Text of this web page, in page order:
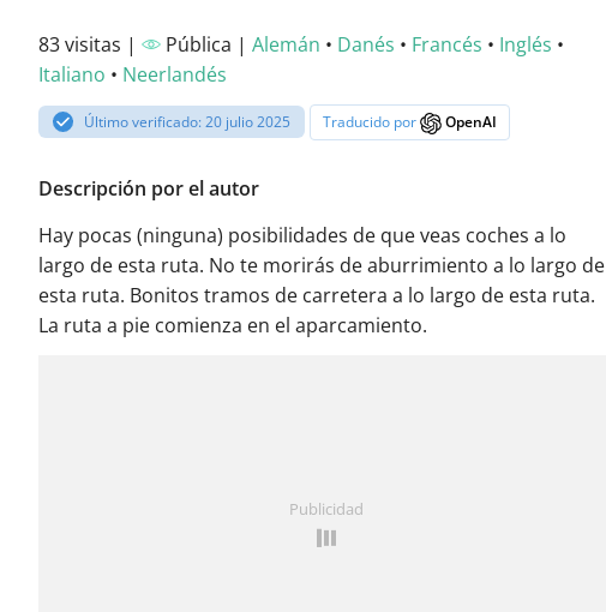
83 visitas | Pública | Alemán • Danés • Francés • Inglés •
Italiano • Neerlandés
Último verificado: 20 julio 2025 Traducido por OpenAI
Descripción por el autor
Hay pocas (ninguna) posibilidades de que veas coches a lo
largo de esta ruta. No te morirás de aburrimiento a lo largo de
esta ruta. Bonitos tramos de carretera a lo largo de esta ruta.
La ruta a pie comienza en el aparcamiento.
Publicidad